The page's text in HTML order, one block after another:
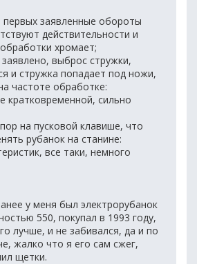
первых заявленные обороты
действительности и
хромает;
выброс стружки,
и стружка попадает под ножи,
частоте обработке:
кратковременной, сильно
на пусковой клавише, что
рубанок на станине:
все таки, немного
у меня был электрорубанок
550, покупал в 1993 году,
лучше, и не забивался, да и по
жалко что я его сам сжег,
щетки.